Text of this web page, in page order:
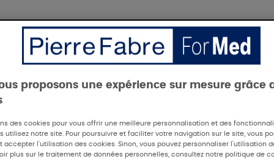
proposons une expérience sur mesure grâce
des cookies pour vous offrir une meilleure personnalisation et des
utilisez notre site. Pour poursuivre et faciliter votre navigation sur le site, vous
accepter l'utilisation des cookies. Sinon, vous pouvez personnaliser l'utilisation
plus sur le traitement de données personnelles, consultez notre politique de